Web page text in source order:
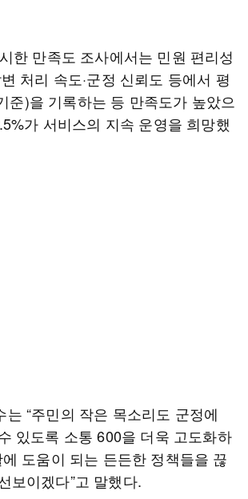
한 만족도 조사에서는 민원 편리성
처리 속도·군정 신뢰도 등에서 평
준)을 기록하는 등 만족도가 높았으
가 서비스의 지속 운영을 희망했
는 “주민의 작은 목소리도 군정에
있도록 소통 600을 더욱 고도화하
에 도움이 되는 든든한 정책들을 끊
보이겠다”고 말했다.